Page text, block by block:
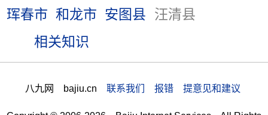
珲春市 和龙市 安图县
汪清县
相关知识
八九网 bajiu.cn 联系我们 报错 提意见和建议